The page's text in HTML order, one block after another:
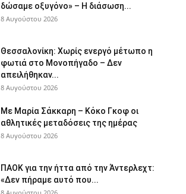
δώσαμε οξυγόνο» – Η διάσωση...
8 Αυγούστου 2026
Θεσσαλονίκη: Χωρίς ενεργό μέτωπο η
φωτιά στο Μονοπήγαδο – Δεν
απειλήθηκαν...
8 Αυγούστου 2026
Με Μαρία Σάκκαρη – Κόκο Γκοφ οι
αθλητικές μεταδόσεις της ημέρας
8 Αυγούστου 2026
ΠΑΟΚ για την ήττα από την Άντερλεχτ:
«Δεν πήραμε αυτό που...